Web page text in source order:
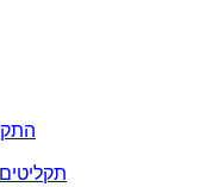
100